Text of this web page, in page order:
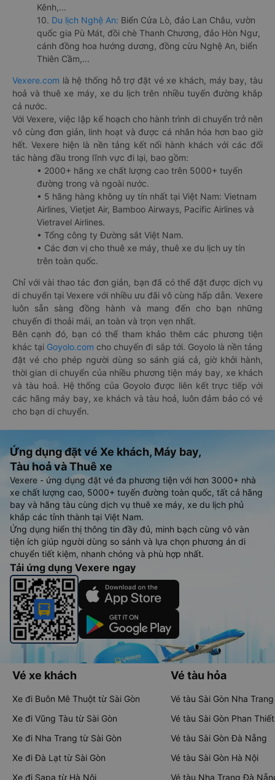
Kênh,...
10. Du lịch Nghệ An: Biển Cửa Lò, đảo Lan Châu, vườn
quốc gia Pù Mát, đồi chè Thanh Chương, đảo Hòn Ngư,
cánh đồng hoa hướng dương, đồng cừu Nghệ An, biển
Thiên Cầm,...
Vexere.com là hệ thống hỗ trợ đặt vé xe khách, máy bay, tàu
hoả và thuê xe máy, xe du lịch trên nhiều tuyến đường khắp
cả nước.
Với Vexere, việc lập kế hoạch cho hành trình di chuyển trở nên
vô cùng đơn giản, linh hoạt và được cá nhân hóa hơn bao giờ
hết. Vexere hiện là nền tảng kết nối hành khách với các đối
tác hàng đầu trong lĩnh vực đi lại, bao gồm:
• 2000+ hãng xe chất lượng cao trên 5000+ tuyến
đường trong và ngoài nước.
• 5 hãng hàng không uy tín nhất tại Việt Nam: Vietnam
Airlines, Vietjet Air, Bamboo Airways, Pacific Airlines và
Vietravel Airlines.
• Tổng công ty Đường sắt Việt Nam.
• Các đơn vị cho thuê xe máy, thuê xe du lịch uy tín
trên toàn quốc.
Chỉ với vài thao tác đơn giản, bạn đã có thể đặt được dịch vụ
di chuyển tại Vexere với nhiều ưu đãi vô cùng hấp dẫn. Vexere
luôn sẵn sàng đồng hành và mang đến cho bạn những
chuyến đi thoải mái, an toàn và trọn vẹn nhất.
Bên cạnh đó, bạn có thể tham khảo thêm các phương tiện
khác tại Goyolo.com cho chuyến đi sắp tới. Goyolo là nền tảng
đặt vé cho phép người dùng so sánh giá cả, giờ khởi hành,
thời gian di chuyển của nhiều phương tiện máy bay, xe khách
và tàu hoả. Hệ thống của Goyolo được liên kết trực tiếp với
các hãng máy bay, xe khách và tàu hoả, luôn đảm bảo có vé
cho bạn di chuyển.
Ứng dụng đặt vé Xe khách, Máy bay,
Tàu hoả và Thuê xe
Vexere - ứng dụng đặt vé đa phương tiện với hơn 3000+ nhà
xe chất lượng cao, 5000+ tuyến đường toàn quốc, tất cả hãng
bay và hãng tàu cùng dịch vụ thuê xe máy, xe du lịch phủ
khắp các tỉnh thành tại Việt Nam.
Ứng dụng hiển thị thông tin đầy đủ, minh bạch cùng vô vàn
tiện ích giúp người dùng so sánh và lựa chọn phương án di
chuyển tiết kiệm, nhanh chóng và phù hợp nhất.
Tải ứng dụng Vexere ngay
Vé xe khách
Xe đi Buôn Mê Thuột từ Sài Gòn
Xe đi Vũng Tàu từ Sài Gòn
Xe đi Nha Trang từ Sài Gòn
Xe đi Đà Lạt từ Sài Gòn
Xe đi Sapa từ Hà Nội
Vé tàu hỏa
Vé tàu Sài Gòn Nha Trang
Vé tàu Sài Gòn Phan Thiết
Vé tàu Sài Gòn Đà Nẵng
Vé tàu Sài Gòn Hà Nội
Vé tàu Nha Trang Đà